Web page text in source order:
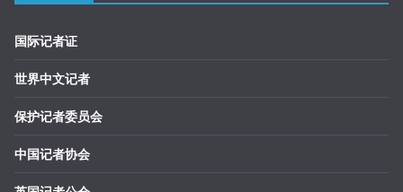
国际记者证
世界中文记者
保护记者委员会
中国记者协会